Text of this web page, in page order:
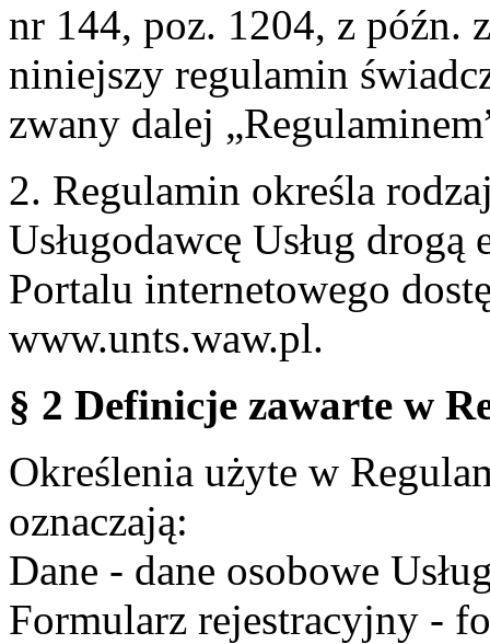
nr 144, poz. 1204, z późn.
niniejszy regulamin
zwany dalej
2. Regulamin określa
Usługodawcę Usług
Portalu internetowego
www.unts.waw.pl.
§ 2 Definicje zawarte w
Określenia użyte w
oznaczają:
Dane - dane osobowe
Formularz rejestracyjny -